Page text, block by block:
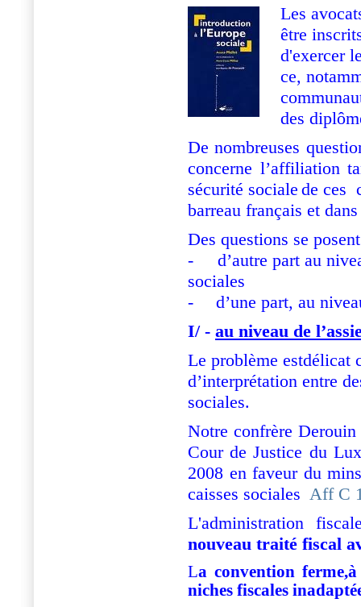
Les
être
d'exercer
ce,
des
De nombreuses
concerne l’affiliation
sécurité sociale de ces
barreau français et
Des questions se posent
-
d’autre part au
sociales
-
d’une part, au
I/ - au niveau de
Le problème
d’interprétation entre
sociales.
Notre confrère
Cour de Justice du
2008 en faveur du
caisses sociales Aff C
L'administration
nouveau traité fiscal
La convention
niches fiscales